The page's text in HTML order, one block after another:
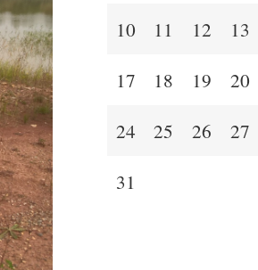
10
11 12 13
17
18 19 20
24
25 26 27
31